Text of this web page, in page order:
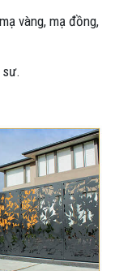
vàng, mạ đồng,